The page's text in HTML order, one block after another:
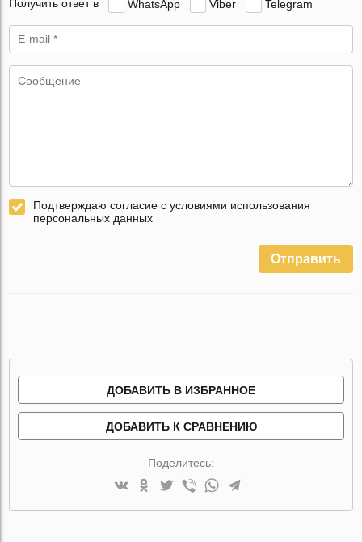
Получить ответ в WhatsApp Viber Telegram
Подтверждаю согласие с условиями использования
персональных данных
Отправить
ДОБАВИТЬ В ИЗБРАННОЕ
ДОБАВИТЬ К СРАВНЕНИЮ
Поделитесь: